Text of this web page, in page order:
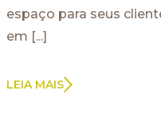
espaço para seus
em [...]
LEIA MAIS